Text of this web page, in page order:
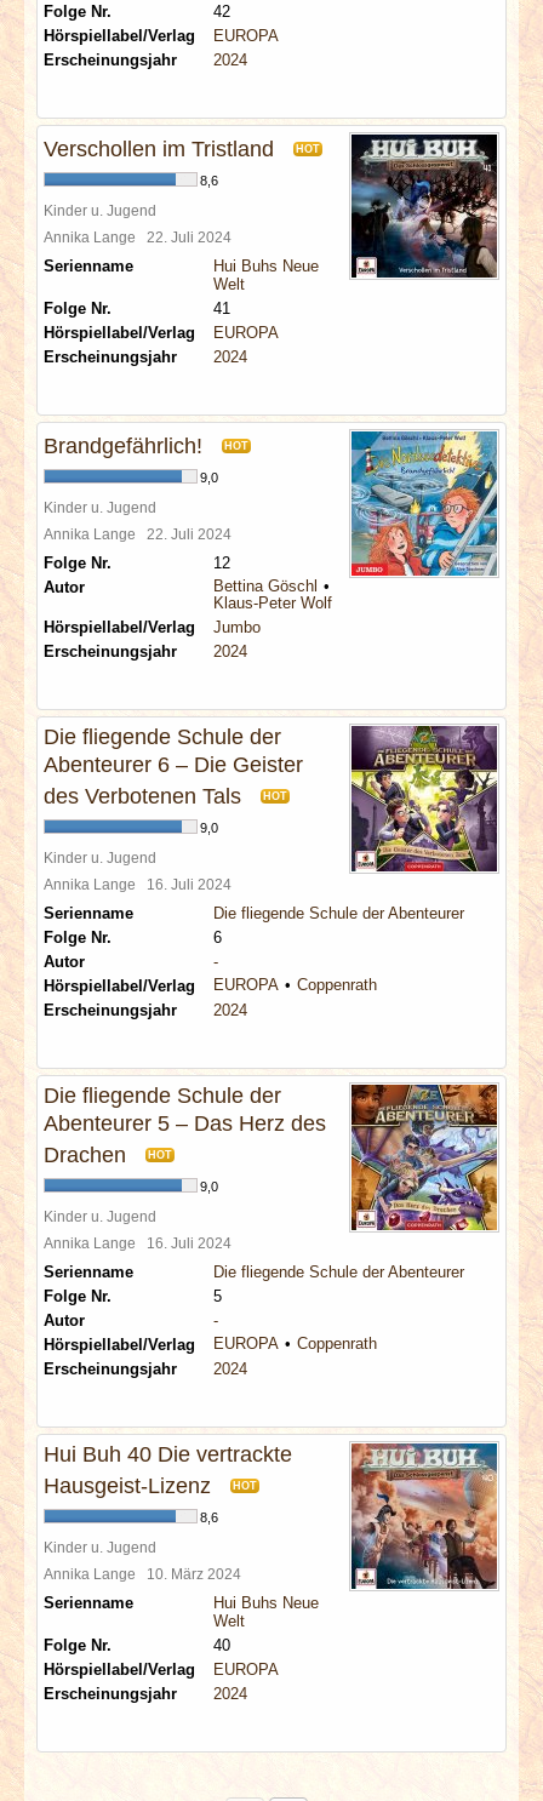
Folge Nr.
42
Hörspiellabel/Verlag
EUROPA
Erscheinungsjahr
2024
Verschollen im Tristland HOT
8,6
Kinder u. Jugend
Annika Lange 22. Juli 2024
Serienname
Hui Buhs Neue
Welt
Folge Nr.
41
Hörspiellabel/Verlag
EUROPA
Erscheinungsjahr
2024
Brandgefährlich! HOT
9,0
Kinder u. Jugend
Annika Lange 22. Juli 2024
Folge Nr.
12
Autor
Bettina Göschl
Klaus-Peter Wolf
Hörspiellabel/Verlag
Jumbo
Erscheinungsjahr
2024
Die fliegende Schule der
Abenteurer 6 – Die Geister
des Verbotenen Tals
HOT
9,0
Kinder u. Jugend
Annika Lange 16. Juli 2024
Serienname
Die fliegende Schule der Abenteurer
Folge Nr.
6
Autor
-
Hörspiellabel/Verlag
EUROPA
Coppenrath
Erscheinungsjahr
2024
Die fliegende Schule der
Abenteurer 5 – Das Herz des
Drachen
HOT
9,0
Kinder u. Jugend
Annika Lange 16. Juli 2024
Serienname
Die fliegende Schule der Abenteurer
Folge Nr.
5
Autor
-
Hörspiellabel/Verlag
EUROPA
Coppenrath
Erscheinungsjahr
2024
Hui Buh 40 Die vertrackte
Hausgeist-Lizenz
HOT
8,6
Kinder u. Jugend
Annika Lange 10. März 2024
Serienname
Hui Buhs Neue
Welt
Folge Nr.
40
Hörspiellabel/Verlag
EUROPA
Erscheinungsjahr
2024